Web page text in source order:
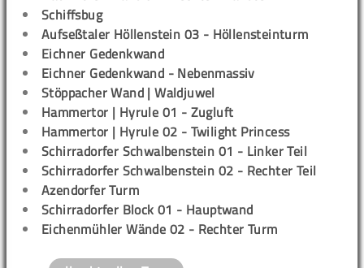
Schiffsbug
Aufseßtaler Höllenstein 03 - Höllensteinturm
Eichner Gedenkwand
Eichner Gedenkwand - Nebenmassiv
Stöppacher Wand | Waldjuwel
Hammertor | Hyrule 01 - Zugluft
Hammertor | Hyrule 02 - Twilight Princess
Schirradorfer Schwalbenstein 01 - Linker Teil
Schirradorfer Schwalbenstein 02 - Rechter Teil
Azendorfer Turm
Schirradorfer Block 01 - Hauptwand
Eichenmühler Wände 02 - Rechter Turm